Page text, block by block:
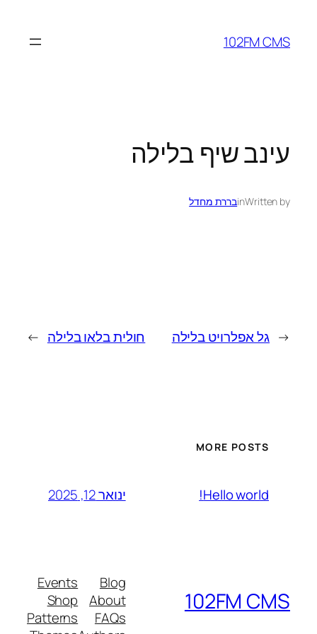
102FM CMS
עינב שיף בלילה
Written by
inבררת מחדל
← גל אפלרויט בלילה חולית בלאו בלילה →
MORE POSTS
Hello world! ינואר 12, 2025
102FM CMS
Blog
About
FAQs
Events
Shop
Patterns